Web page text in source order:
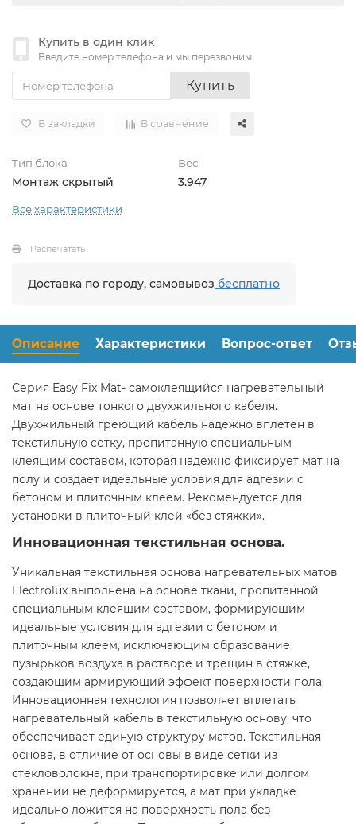
Купить в один клик
Введите номер телефона и мы перезвоним
Купить
В закладки В сравнение
Тип блока
Монтаж скрытый
Вес
3.947
Все характеристики
Распечатать
Доставка по городу, самовывоз бесплатно
Описание Характеристики Вопрос-ответ
Серия Easy Fix Mat- самоклеящийся нагревательный
мат на основе тонкого двухжильного кабеля.
Двухжильный греющий кабель надежно вплетен в
текстильную сетку, пропитанную специальным
клеящим составом, которая надежно фиксирует мат на
полу и создает идеальные условия для адгезии с
бетоном и плиточным клеем. Рекомендуется для
установки в плиточный клей «без стяжки».
Инновационная текстильная основа.
Уникальная текстильная основа нагревательных матов
Electrolux выполнена на основе ткани, пропитанной
специальным клеящим составом, формирующим
идеальные условия для адгезии с бетоном и
плиточным клеем, исключающим образование
пузырьков воздуха в растворе и трещин в стяжке,
создающим армирующий эффект поверхности пола.
Инновационная технология позволяет вплетать
нагревательный кабель в текстильную основу, что
обеспечивает единую структуру матов. Текстильная
основа, в отличие от основы в виде сетки из
стекловолокна, при транспортировке или долгом
хранении не деформируется, а мат при укладке
идеально ложится на поверхность пола без